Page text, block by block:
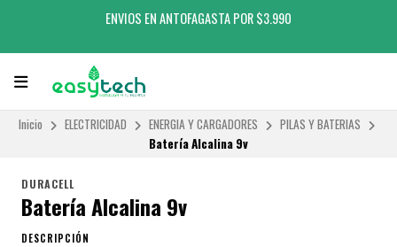
ENVIOS EN ANTOFAGASTA POR $3.990
Inicio ELECTRICIDAD ENERGIA Y CARGADORES
PILAS Y BATERIAS
Batería Alcalina 9v
DURACELL
Batería Alcalina 9v
DESCRIPCIÓN